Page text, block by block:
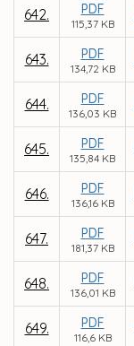
642. PDF
115,37 KB
643. PDF
134,72 KB
644. PDF
136,03 KB
645. PDF
135,84 KB
646. PDF
136,16 KB
647. PDF
181,37 KB
648. PDF
136,01 KB
649. PDF
116,6 KB